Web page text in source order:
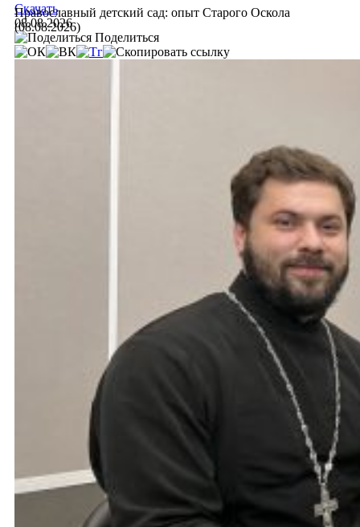
Православный детский сад: опыт Старого Оскола
(08.08.2026)
Скачать
08.08.2026
Поделиться